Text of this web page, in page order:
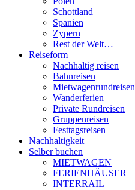
Schottland
Spanien
Zypern
Rest der Welt…
Reiseform
Nachhaltig reisen
Bahnreisen
Mietwagenrundreisen
Wanderferien
Private Rundreisen
Gruppenreisen
Festtagsreisen
Nachhaltigkeit
Selber buchen
MIETWAGEN
FERIENHÄUSER
INTERRAIL